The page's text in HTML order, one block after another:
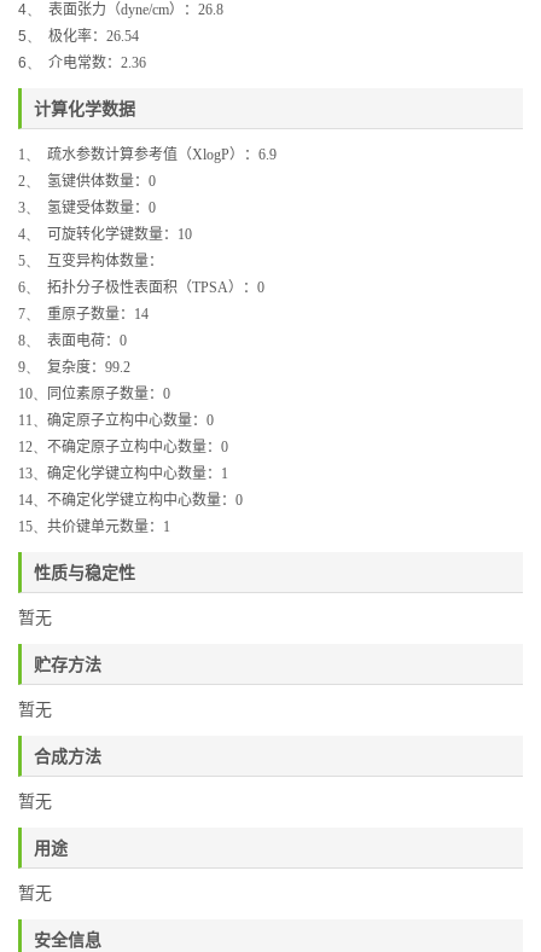
4、
表面张力（dyne/cm）： 26.8
5、
极化率： 26.54
6、
介电常数： 2.36
计算化学数据
1、 疏水参数计算参考值（XlogP）： 6.9
2、
氢键供体数量： 0
3、
氢键受体数量： 0
4、
可旋转化学键数量： 10
5、
互变异构体数量：
6、
拓扑分子极性表面积（TPSA）： 0
7、
重原子数量： 14
8、
表面电荷： 0
9、
复杂度： 99.2
10、
同位素原子数量： 0
11、 确定原子立构中心数量： 0
12、 不确定原子立构中心数量： 0
13、 确定化学键立构中心数量： 1
14、 不确定化学键立构中心数量： 0
15、 共价键单元数量： 1
性质与稳定性
暂无
贮存方法
暂无
合成方法
暂无
用途
暂无
安全信息